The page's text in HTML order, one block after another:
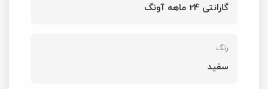
گارانتی 24 ماهه آونگ
رنگ
سفید